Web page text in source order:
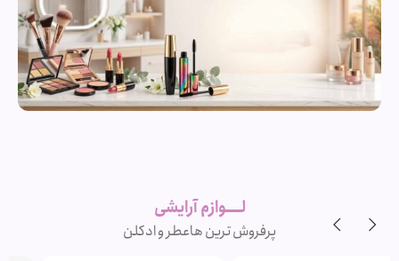
برندلــــوازم آرایشی
پرفروش ترین هاعطر و ادکلن